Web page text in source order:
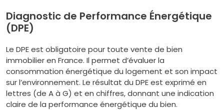
Diagnostic de Performance Énergétique
(DPE)
Le DPE est obligatoire pour toute vente de bien
immobilier en France. Il permet d’évaluer la
consommation énergétique du logement et son impact
sur l’environnement. Le résultat du DPE est exprimé en
lettres (de A à G) et en chiffres, donnant une indication
claire de la performance énergétique du bien.